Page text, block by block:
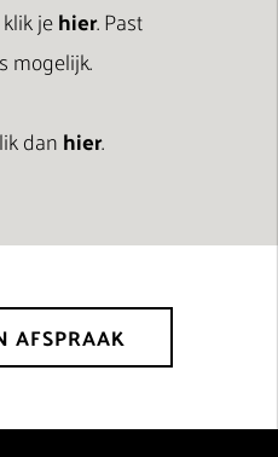
jehier.Past
mogelijk.
danhier.
AFSPRAAK